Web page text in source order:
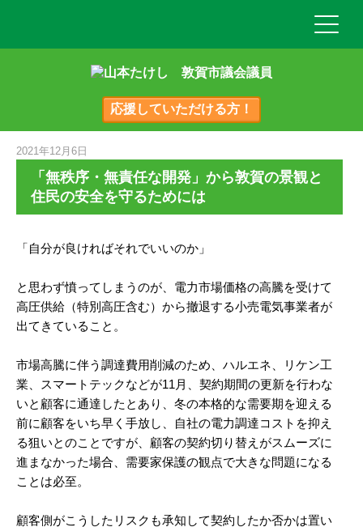
応援していただける方！
2021年12月6日
「無秩序・無責任な開発」から敦賀の景観と
住民の安全を守るためには
「自分が良ければそれでいいのか」
と思わず憤ってしまうのが、電力市場価格の高騰を受けて
高圧供給（特別高圧含む）から撤退する小売電気事業者が
出てきていること。
市場高騰に伴う調達費用削減のため、ハルエネ、リケン工
業、スマートテックなどが11月、契約期間の更新を行わな
いと顧客に通達したとあり、冬の本格的な需要期を迎える
前に顧客をいち早く手放し、自社の電力調達コストを抑え
る狙いとのことですが、顧客の契約切り替えがスムーズに
進まなかった場合、需要家保護の観点で大きな問題になる
ことは必至。
顧客側がこうしたリスクも承知して契約したか否かは置い